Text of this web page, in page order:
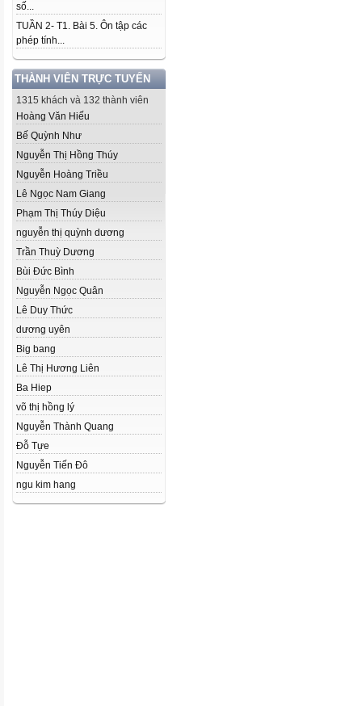
số...
TUẦN 2- T1. Bài 5. Ôn tập các
phép tính...
THÀNH VIÊN TRỰC TUYẾN
1315 khách và 132 thành viên
Hoàng Văn Hiếu
Bế Quỳnh Như
Nguyễn Thị Hồng Thúy
Nguyễn Hoàng Triều
Lê Ngọc Nam Giang
Phạm Thị Thúy Diệu
nguyễn thị quỳnh dương
Trần Thuỳ Dương
Bùi Đức Bình
Nguyễn Ngọc Quân
Lê Duy Thức
dương uyên
Big bang
Lê Thị Hương Liên
Ba Hiep
võ thị hồng lý
Nguyễn Thành Quang
Đỗ Tựe
Nguyễn Tiến Đô
ngu kim hang